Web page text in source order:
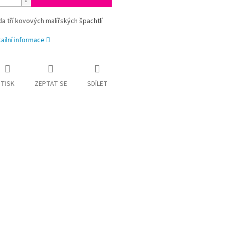
tří kovových malířských špachtlí
informace
TISK ZEPTAT SE SDÍLET